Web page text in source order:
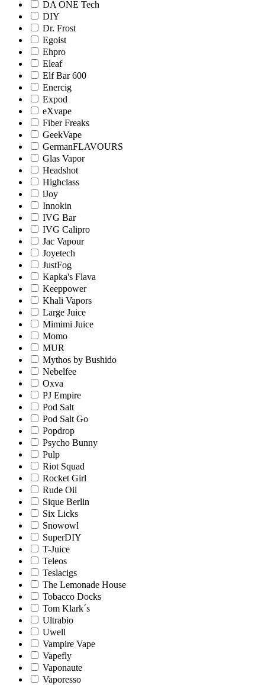
DA ONE Tech
DIY
Dr. Frost
Egoist
Ehpro
Eleaf
Elf Bar 600
Enercig
Expod
eXvape
Fiber Freaks
GeekVape
GermanFLAVOURS
Glas Vapor
Headshot
Highclass
iJoy
Innokin
IVG Bar
IVG Calipro
Jac Vapour
Joyetech
JustFog
Kapka's Flava
Keeppower
Khali Vapors
Large Juice
Mimimi Juice
Momo
MUR
Mythos by Bushido
Nebelfee
Oxva
PJ Empire
Pod Salt
Pod Salt Go
Popdrop
Psycho Bunny
Pulp
Riot Squad
Rocket Girl
Rude Oil
Sique Berlin
Six Licks
Snowowl
SuperDIY
T-Juice
Teleos
Teslacigs
The Lemonade House
Tobacco Docks
Tom Klark´s
Ultrabio
Uwell
Vampire Vape
Vapefly
Vaponaute
Vaporesso